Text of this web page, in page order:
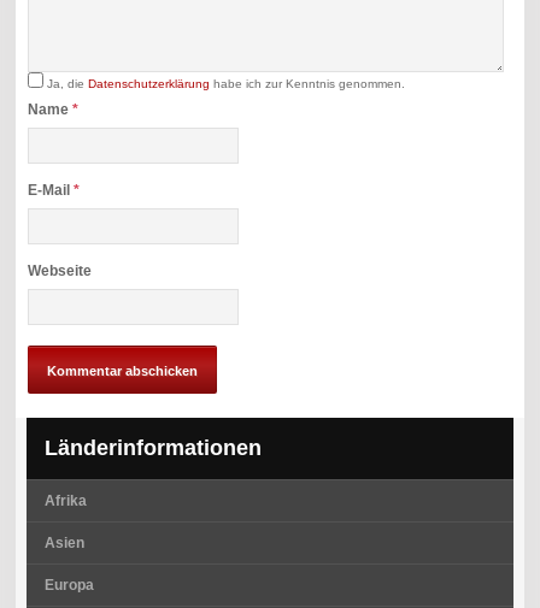
Ja, dieDatenschutzerklärung habe ich zur Kenntnis genommen.
Name*
E-Mail*
Webseite
Länderinformationen
Afrika
Asien
Europa